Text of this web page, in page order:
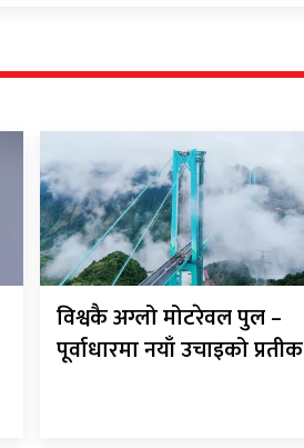
विश्वकै अग्लो मोटरेवल पुल –
पूर्वाधारमा नयाँ उचाइको प्रतीक